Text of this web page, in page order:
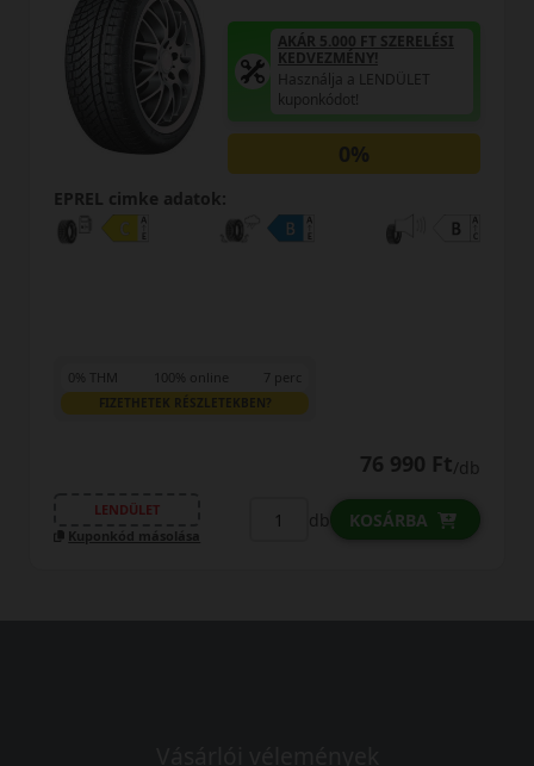
AKÁR 5.000 FT SZERELÉSI
KEDVEZMÉNY!
Használja a LENDÜLET
kuponkódot!
0%
EPREL cimke adatok:
0% THM 100% online 7 perc
FIZETHETEK RÉSZLETEKBEN?
76 990 Ft/db
LENDÜLET
Kuponkód másolása
db KOSÁRBA